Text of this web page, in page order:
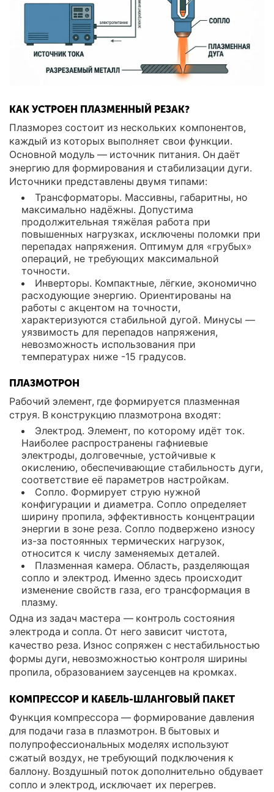
КАК УСТРОЕН ПЛАЗМЕННЫЙ РЕЗАК?
Плазморез состоит из нескольких компонентов,
каждый из которых выполняет свои функции.
Основной модуль — источник питания. Он даёт
энергию для формирования и стабилизации дуги.
Источники представлены двумя типами:
Трансформаторы. Массивны, габаритны, но
максимально надёжны. Допустима
продолжительная тяжёлая работа при
повышенных нагрузках, исключены поломки при
перепадах напряжения. Оптимум для «грубых»
операций, не требующих максимальной
точности.
Инверторы. Компактные, лёгкие, экономично
расходующие энергию. Ориентированы на
работы с акцентом на точности,
характеризуются стабильной дугой. Минусы —
уязвимость для перепадов напряжения,
невозможность использования при
температурах ниже -15 градусов.
ПЛАЗМОТРОН
Рабочий элемент, где формируется плазменная
струя. В конструкцию плазмотрона входят:
Электрод. Элемент, по которому идёт ток.
Наиболее распространены гафниевые
электроды, долговечные, устойчивые к
окислению, обеспечивающие стабильность дуги,
соответствие её параметров настройкам.
Сопло. Формирует струю нужной
конфигурации и диаметра. Сопло определяет
ширину пропила, эффективность концентрации
энергии в зоне реза. Сопло подвержено износу
из-за постоянных термических нагрузок,
относится к числу заменяемых деталей.
Плазменная камера. Область, разделяющая
сопло и электрод. Именно здесь происходит
изменение свойств газа, его трансформация в
плазму.
Одна из задач мастера — контроль состояния
электрода и сопла. От него зависит чистота,
качество реза. Износ сопряжен с нестабильностью
формы дуги, невозможностью контроля ширины
пропила, образованием заусенцев на кромках.
КОМПРЕССОР И КАБЕЛЬ-ШЛАНГОВЫЙ ПАКЕТ
Функция компрессора — формирование давления
для подачи газа в плазмотрон. В бытовых и
полупрофессиональных моделях используют
сжатый воздух, не требующий подключения к
баллону. Воздушный поток дополнительно обдувает
сопло и электрод, исключает их перегрев.